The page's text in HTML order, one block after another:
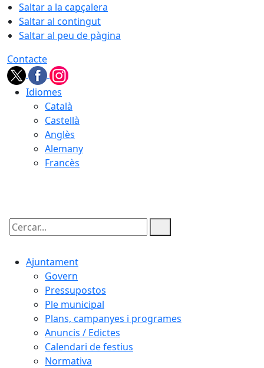
Saltar a la capçalera
Saltar al contingut
Saltar al peu de pàgina
Contacte
Idiomes
Català
Castellà
Anglès
Alemany
Francès
Cercar:
Ajuntament
Govern
Pressupostos
Ple municipal
Plans, campanyes i programes
Anuncis / Edictes
Calendari de festius
Normativa